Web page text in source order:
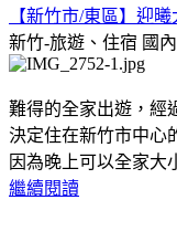
【新竹市/東區】迎
新竹-旅遊、住宿 國
難得的全家出遊，經
決定住在新竹市中心
因為晚上可以全家大
繼續閱讀